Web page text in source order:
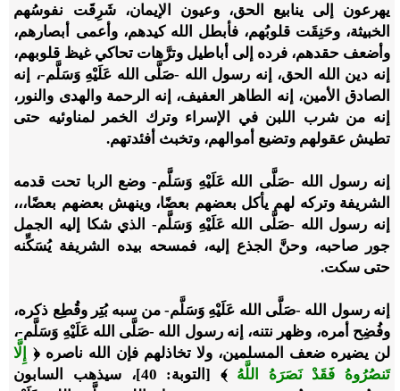
يهرعون إلى ينابيع الحق، وعيون الإيمان، شَرِقَت نفوسُهم
الخبيثة، وحَنِقَت قلوبُهم، فأبطل الله كيدهم، وأعمى أبصارهم،
وأضعف حقدهم، فرده إلى أباطيل وترَّهات تحاكي غيظ قلوبهم،
إنه دين الله الحق، إنه رسول الله -صَلَّى الله عَلَيْهِ وَسَلَّم-، إنه
الصادق الأمين، إنه الطاهر العفيف، إنه الرحمة والهدى والنور،
إنه من شرب اللبن في الإسراء وترك الخمر لمناوئيه حتى
تطيش عقولهم وتضيع أموالهم، وتخبث أفئدتهم.
إنه رسول الله -صَلَّى الله عَلَيْهِ وَسَلَّم- وضع الربا تحت قدمه
الشريفة وتركه لهم يأكل بعضهم بعضًا، وينهش بعضهم بعضًا،،،
إنه رسول الله -صَلَّى الله عَلَيْهِ وَسَلَّم- الذي شكا إليه الجمل
جور صاحبه، وحنَّ الجذع إليه، فمسحه بيده الشريفة يُسَكِّنه
حتى سكت.
إنه رسول الله -صَلَّى الله عَلَيْهِ وَسَلَّم- من سبه بُتِر وقُطِع ذكره،
وفُضِح أمره، وظهر نتنه، إنه رسول الله -صَلَّى الله عَلَيْهِ وَسَلَّم-،
لن يضيره ضعف المسلمين، ولا تخاذلهم فإن الله ناصره ﴿
إِلَّا
تَنصُرُوهُ فَقَدْ نَصَرَهُ اللَّهُ
﴾ [التوبة: 40]، سيذهب السابون